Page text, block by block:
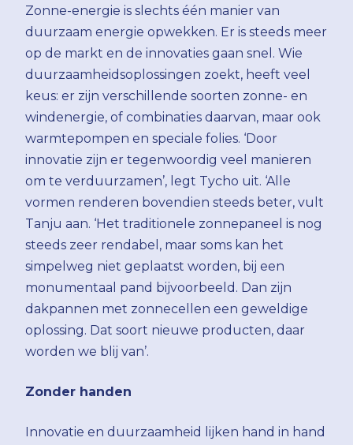
Zonne-energie is slechts één manier van
duurzaam energie opwekken. Er is steeds meer
op de markt en de innovaties gaan snel. Wie
duurzaamheidsoplossingen zoekt, heeft veel
keus: er zijn verschillende soorten zonne- en
windenergie, of combinaties daarvan, maar ook
warmtepompen en speciale folies. ‘Door
innovatie zijn er tegenwoordig veel manieren
om te verduurzamen’, legt Tycho uit. ‘Alle
vormen renderen bovendien steeds beter, vult
Tanju aan. ‘Het traditionele zonnepaneel is nog
steeds zeer rendabel, maar soms kan het
simpelweg niet geplaatst worden, bij een
monumentaal pand bijvoorbeeld. Dan zijn
dakpannen met zonnecellen een geweldige
oplossing. Dat soort nieuwe producten, daar
worden we blij van’.
Zonder handen
Innovatie en duurzaamheid lijken hand in hand